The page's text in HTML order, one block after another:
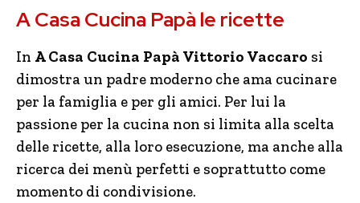
A Casa Cucina Papà le ricette
In A Casa Cucina Papà Vittorio Vaccaro si
dimostra un padre moderno che ama cucinare
per la famiglia e per gli amici. Per lui la
passione per la cucina non si limita alla scelta
delle ricette, alla loro esecuzione, ma anche alla
ricerca dei menù perfetti e soprattutto come
momento di condivisione.